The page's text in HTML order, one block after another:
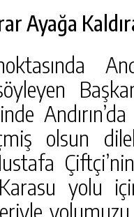
Ayağa
olsun
yolu